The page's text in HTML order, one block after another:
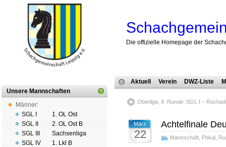
Die offizielle Homepage der
Unsere Mannschaften
Männer:
SGL I
SGL II
SGL III
SGL IV
1. OL Ost
2. OL Ost B
Sachsenliga
1. Lkl B
Aktuell Verein DWZ-Liste
Oberliga, 9. Runde: SGL I –
März
22
Achtelfinale
Mannschaft Pokal